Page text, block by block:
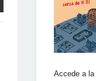
Accede a la